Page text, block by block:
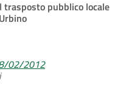
pubblico locale
02/2012